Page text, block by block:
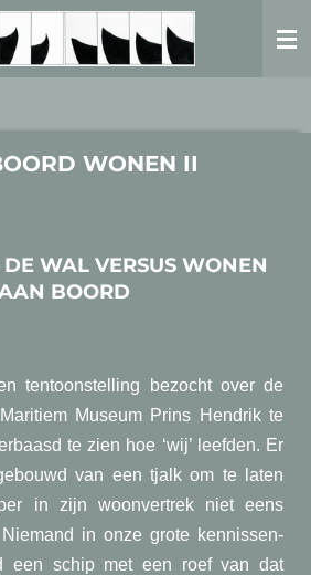
WONEN II
WAL VERSUS WONEN
BOORD
tentoonstelling bezocht over de
Museum Prins Hendrik te
te zien hoe ‘wij’ leefden. Er
van een tjalk om te laten
in zijn woonvertrek niet eens
in onze grote kennissen-
een schip met een roef van dat